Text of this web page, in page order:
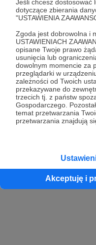
Jeśli chcesz dostosować
dotyczące zbierania
"USTAWIENIA
Zgoda jest dobrowolna i
USTAWIENIACH
opisane Twoje prawo
usunięcia lub
dowolnym momencie za
przeglądarki w
zależności od Twoich
przekazywane do
trzecich tj. z państw
Gospodarczego.
temat przetwarzania
przetwarzania znajdują
Akceptuję i
konta przez osobę